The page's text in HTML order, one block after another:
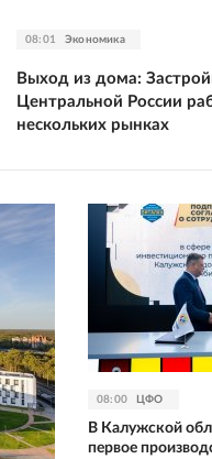
08:01 Экономика
Выход из дома:
Центральной России
нескольких рынках
08:00 ЦФО
В Калужской
первое